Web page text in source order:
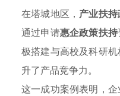
在塔城地区， 产业扶
通过申请惠企政策扶持
极搭建与高校及科研
升了产品竞争力。
这一成功案例表明，